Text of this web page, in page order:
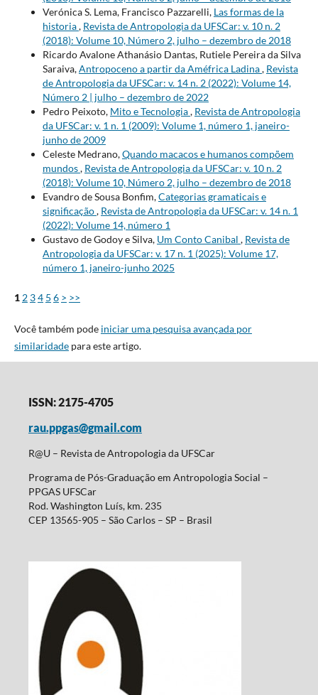
Verónica S. Lema, Francisco Pazzarelli, Las formas de la
historia, Revista de Antropologia da UFSCar: v. 10 n. 2
(2018): Volume 10, Número 2, julho – dezembro de 2018
Ricardo Avalone Athanásio Dantas, Rutiele Pereira da Silva
Saraiva,Antropoceno a partir da Améfrica Ladina, Revista
de Antropologia da UFSCar: v. 14 n. 2 (2022): Volume 14,
Número 2 | julho – dezembro de 2022
Pedro Peixoto, Mito e Tecnologia, Revista de Antropologia
da UFSCar: v. 1 n. 1 (2009): Volume 1, número 1, janeiro-
junho de 2009
Celeste Medrano,Quando macacos e humanos compõem
mundos, Revista de Antropologia da UFSCar: v. 10 n. 2
(2018): Volume 10, Número 2, julho – dezembro de 2018
Evandro de Sousa Bonfim,Categorias gramaticais e
significação, Revista de Antropologia da UFSCar: v. 14 n. 1
(2022): Volume 14, número 1
Gustavo de Godoy e Silva, Um Conto Canibal , Revista de
Antropologia da UFSCar: v. 17 n. 1 (2025): Volume 17,
número 1, janeiro-junho 2025
1 2 34 5 6 > >>
Você também pode iniciar uma pesquisa avançada por
similaridadepara este artigo.
ISSN: 2175-4705
rau.ppgas@gmail.com
R@U – Revista de Antropologia da UFSCar
Programa de Pós-Graduação em Antropologia Social –
PPGAS UFSCar
Rod. Washington Luís, km. 235
CEP 13565-905 – São Carlos – SP – Brasil